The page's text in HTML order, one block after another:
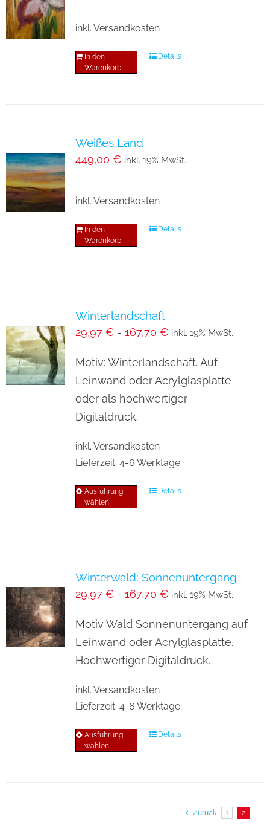
inkl. Versandkosten
In den
Warenkorb
Details
Weißes Land
449,00 € inkl. 19% MwSt.
inkl. Versandkosten
In den
Warenkorb
Details
Winterlandschaft
29,97 €- 167,70 € inkl. 19% MwSt.
Motiv: Winterlandschaft. Auf
Leinwand oder Acrylglasplatte
oder als hochwertiger
Digitaldruck.
inkl. Versandkosten
Lieferzeit: 4-6 Werktage
Ausführung
wählen
Dieses
auf.
Optionen
können
auf
Produktseite
gewählt
werden
Details
Winterwald: Sonnenuntergang
29,97 €- 167,70 € inkl. 19% MwSt.
Motiv Wald Sonnenuntergang auf
Leinwand oder Acrylglasplatte.
Hochwertiger Digitaldruck.
inkl. Versandkosten
Lieferzeit: 4-6 Werktage
Ausführung
wählen
Dieses
Varianten
Details
Zurück 1 2